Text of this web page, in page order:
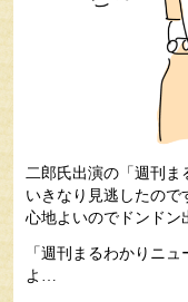
二郎氏出演の「週刊
いきなり見逃したので
心地よいのでドンドン
「週刊まるわかりニ
よ…